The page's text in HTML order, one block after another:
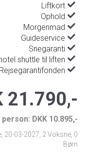
21.790,-
DKK 10.895,-
20-03-2027 2 Voksne, 0
Børn
Liftkort
Ophold
Morgenmad
Guideservice
Snegaranti
shuttle til liften